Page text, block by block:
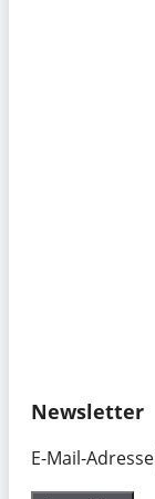
Newsletter
E-Mail-Adresse